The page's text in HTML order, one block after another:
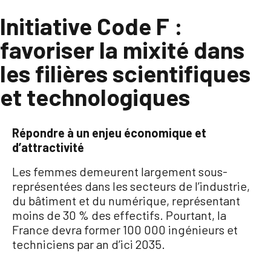
Initiative Code F :
favoriser la mixité dans
les filières scientifiques
et technologiques
Répondre à un enjeu économique et
d’attractivité
Les femmes demeurent largement sous-
représentées dans les secteurs de l’industrie,
du bâtiment et du numérique, représentant
moins de 30 % des effectifs. Pourtant, la
France devra former 100 000 ingénieurs et
techniciens par an d’ici 2035.